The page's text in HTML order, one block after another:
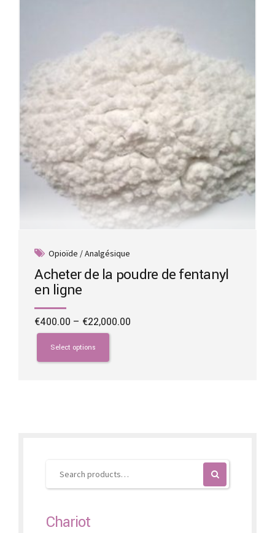
Opioïde / Analgésique
Acheter de la poudre de fentanyl
en ligne
€400.00 – €22,000.00
Select options
This
product
has
product
Chariot